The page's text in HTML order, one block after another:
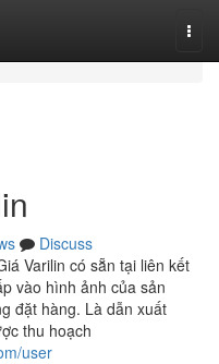
Discuss
Varilin có sẵn tại liên kết
vào hình ảnh của sản
đặt hàng. Là dẫn xuất
thu hoạch
user